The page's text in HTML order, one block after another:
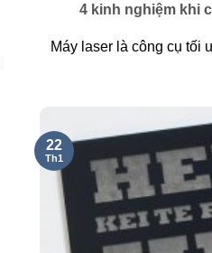
4 kinh nghiệm khi
Máy laser là công cụ tối
22
Th1